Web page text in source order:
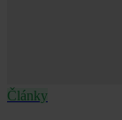
Články